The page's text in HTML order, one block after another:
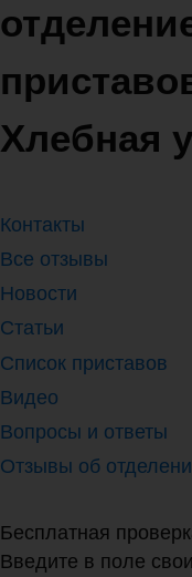
Хлебная
Контакты
Все отзывы
Новости
Статьи
Список приставов
Видео
Вопросы и ответы
Отзывы об
Бесплатная
Введите в поле